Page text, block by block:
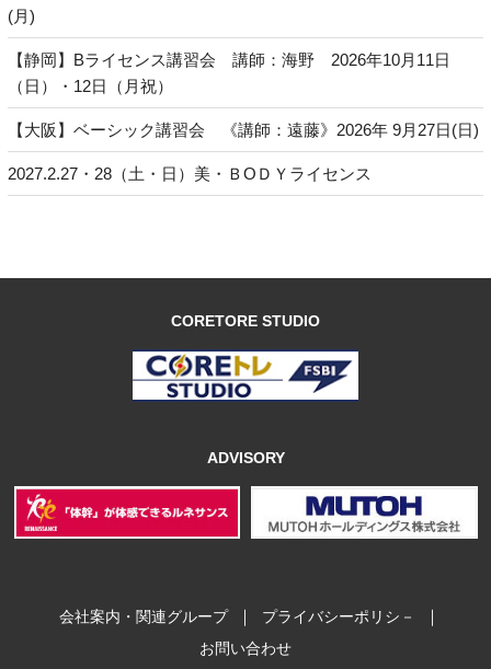
(月)
【静岡】Bライセンス講習会 講師：海野 2026年10月11日
（日）・12日（月祝）
【大阪】ベーシック講習会 《講師：遠藤》2026年 9月27日(日)
2027.2.27・28（土・日）美・ＢОＤＹライセンス
CORETORE STUDIO
ADVISORY
会社案内・関連グループ ｜ プライバシーポリシ－ ｜
お問い合わせ